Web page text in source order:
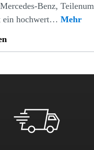
Benz,
ein hochwert… Mehr